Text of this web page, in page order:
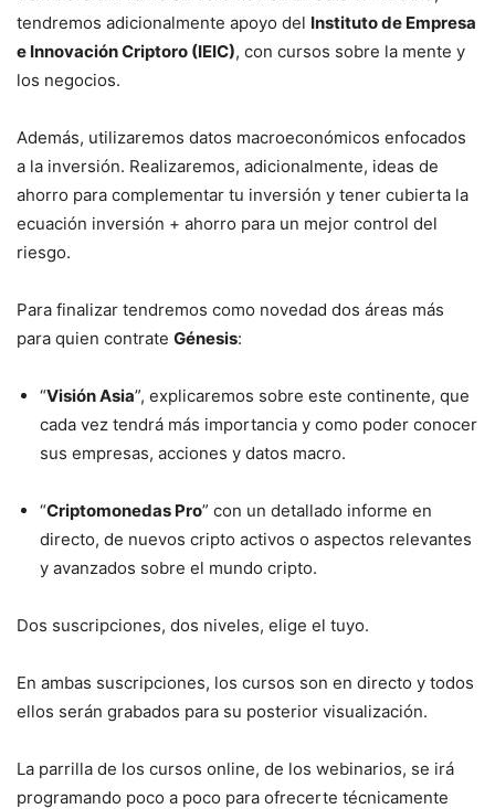
tendremos adicionalmente apoyo del Instituto de Empresa
e Innovación Criptoro (IEIC), con cursos sobre la mente y
los negocios.
Además, utilizaremos datos macroeconómicos enfocados
a la inversión. Realizaremos, adicionalmente, ideas de
ahorro para complementar tu inversión y tener cubierta la
ecuación inversión + ahorro para un mejor control del
riesgo.
Para finalizar tendremos como novedad dos áreas más
para quien contrate Génesis:
“Visión Asia”, explicaremos sobre este continente, que
cada vez tendrá más importancia y como poder conocer
sus empresas, acciones y datos macro.
“Criptomonedas Pro” con un detallado informe en
directo, de nuevos cripto activos o aspectos relevantes
y avanzados sobre el mundo cripto.
Dos suscripciones, dos niveles, elige el tuyo.
En ambas suscripciones, los cursos son en directo y todos
ellos serán grabados para su posterior visualización.
La parrilla de los cursos online, de los webinarios, se irá
programando poco a poco para ofrecerte técnicamente